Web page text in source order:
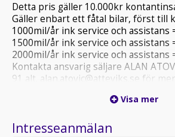
Detta pris gäller 10.000kr
Gäller enbart ett fåtal bilar, först till
1000mil/år ink service och assistans
1500mil/år ink service och assistans
2000mil/år ink service och assistans
Kontakta ansvarig säljare ALAN
91 alt. alan.atovic@atteviks.se för
Visa mer
Intresseanmälan